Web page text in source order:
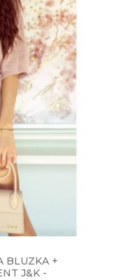
BLUZKA +
J&K -